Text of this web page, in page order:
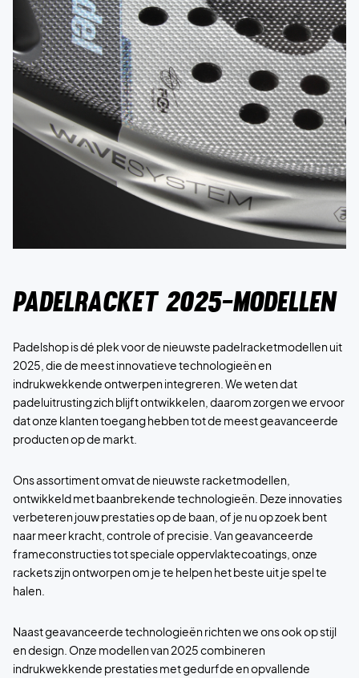
Padelracket 2025-modellen
Padelshop is dé plek voor de nieuwste padelracketmodellen uit
2025, die de meest innovatieve technologieën en
indrukwekkende ontwerpen integreren. We weten dat
padeluitrusting zich blijft ontwikkelen, daarom zorgen we ervoor
dat onze klanten toegang hebben tot de meest geavanceerde
producten op de markt.
Ons assortiment omvat de nieuwste racketmodellen,
ontwikkeld met baanbrekende technologieën. Deze innovaties
verbeteren jouw prestaties op de baan, of je nu op zoek bent
naar meer kracht, controle of precisie. Van geavanceerde
frameconstructies tot speciale oppervlaktecoatings, onze
rackets zijn ontworpen om je te helpen het beste uit je spel te
halen.
Naast geavanceerde technologieën richten we ons ook op stijl
en design. Onze modellen van 2025 combineren
indrukwekkende prestaties met gedurfde en opvallende